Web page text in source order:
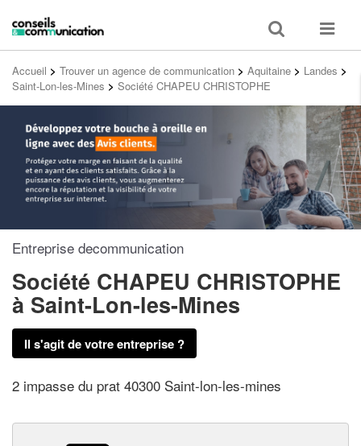
Toggle
search
Toggle
Accueil > Trouver un agence de communication > Aquitaine > Landes >
Saint-Lon-les-Mines > Société CHAPEU CHRISTOPHE
Entreprise decommunication
Société CHAPEU CHRISTOPHE
à Saint-Lon-les-Mines
Il s'agit de votre entreprise ?
2 impasse du prat 40300 Saint-lon-les-mines